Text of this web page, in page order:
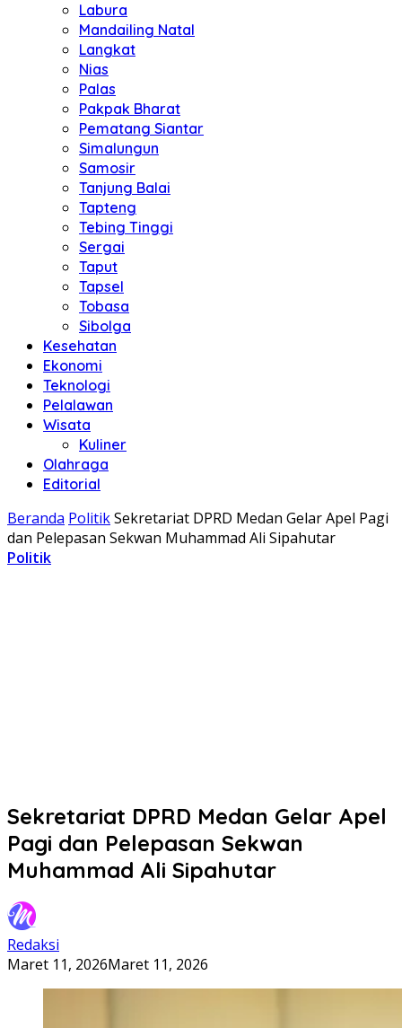
Labura
Mandailing Natal
Langkat
Nias
Palas
Pakpak Bharat
Pematang Siantar
Simalungun
Samosir
Tanjung Balai
Tapteng
Tebing Tinggi
Sergai
Taput
Tapsel
Tobasa
Sibolga
Kesehatan
Ekonomi
Teknologi
Pelalawan
Wisata
Kuliner
Olahraga
Editorial
Beranda PolitikSekretariat DPRD Medan Gelar Apel Pagi
dan Pelepasan Sekwan Muhammad Ali Sipahutar
Politik
Sekretariat DPRD Medan Gelar Apel
Pagi dan Pelepasan Sekwan
Muhammad Ali Sipahutar
Redaksi
Maret 11, 2026Maret 11, 2026